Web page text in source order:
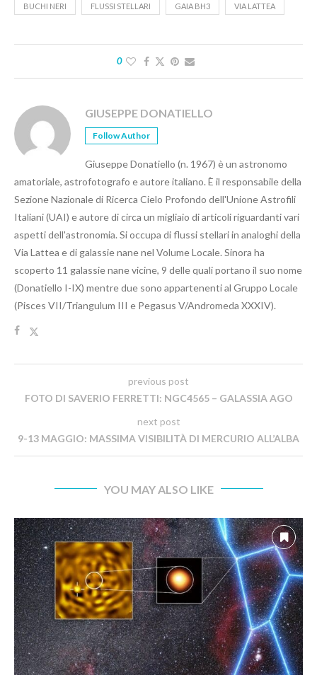
BUCHI NERI FLUSSI STELLARI GAIA BH3 VIA LATTEA
0
GIUSEPPE DONATIELLO
Follow Author
Giuseppe Donatiello (n. 1967) è un astronomo
amatoriale, astrofotografo e autore italiano. È il responsabile della
Sezione Nazionale di Ricerca Cielo Profondo dell'Unione Astrofili
Italiani (UAI) e autore di circa un migliaio di articoli riguardanti vari
aspetti dell'astronomia. Si occupa di flussi stellari in analoghi della
Via Lattea e di galassie nane nel Volume Locale. Sinora ha
scoperto 11 galassie nane vicine, 9 delle quali portano il suo nome
(Donatiello I-IX) mentre due sono appartenenti al Gruppo Locale
(Pisces VII/Triangulum III e Pegasus V/Andromeda XXXIV).
previous post
FOTO DI SAVERIO FERRETTI: NGC4565 – GALASSIA AGO
next post
9-13 MAGGIO: MASSIMA VISIBILITÀ DI MERCURIO ALL’ALBA
YOU MAY ALSO LIKE